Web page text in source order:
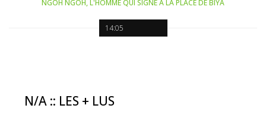
14:05
NGOH NGOH, L'HOMME QUI SIGNE À LA PLACE DE BIYA
N/A :: LES + LUS